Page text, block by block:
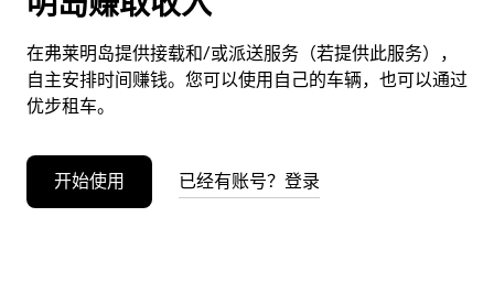
在弗莱明岛提供接载和/或派送服务（若提供此服务），
自主安排时间赚钱。您可以使用自己的车辆，也可以通过
优步租车。
开始使用 已经有账号？登录